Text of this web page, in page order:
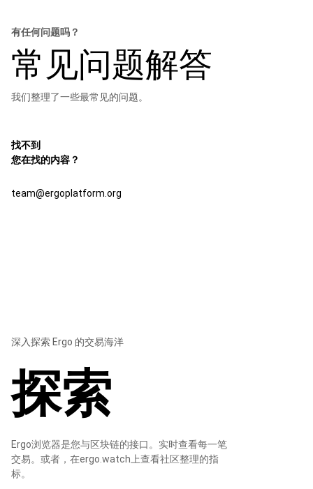
有任何问题吗？
常见问题解答
我们整理了一些最常见的问题。
找不到
您在找的内容？
team@ergoplatform.org
深入探索 Ergo 的交易海洋
探索
Ergo浏览器是您与区块链的接口。实时查看每一笔
交易。或者，在ergo.watch上查看社区整理的指
标。